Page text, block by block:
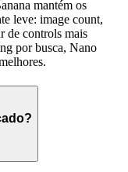
mantém os
leve: image count,
de controls mais
por busca, Nano